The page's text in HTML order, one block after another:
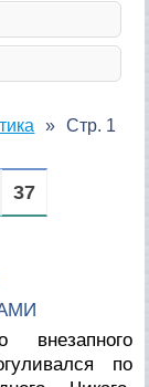
Стр. 1
37
по